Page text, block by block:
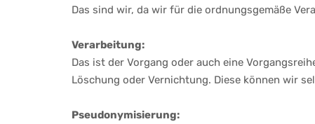
Das sind wir, da wir für die ordnungsgemäße
Verarbeitung:
Das ist der Vorgang oder auch eine
Löschung oder Vernichtung. Diese können wir
Pseudonymisierung: